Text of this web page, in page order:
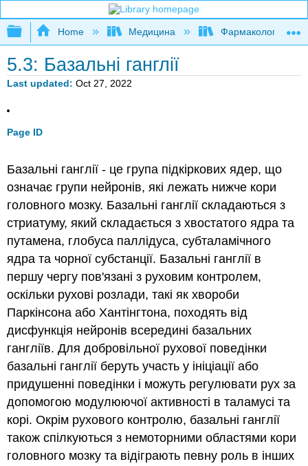
Expand/collapse global hierarchy
Home Медицина Фармакологія та
5.3: Базальні ганглії
Last updated Oct 27, 2022
Page ID
Базальні ганглії - це група підкіркових ядер, що
означає групи нейронів, які лежать нижче кори
головного мозку. Базальні ганглії складаються з
стриатуму, який складається з хвостатого ядра та
путамена, глобуса паллідуса, субталамічного
ядра та чорної субстанції. Базальні ганглії в
першу чергу пов'язані з руховим контролем,
оскільки рухові розлади, такі як хвороби
Паркінсона або Хантінгтона, походять від
дисфункція нейронів всередині базальних
гангліїв. Для добровільної рухової поведінки
базальні ганглії беруть участь у ініціації або
придушенні поведінки і можуть регулювати рух за
допомогою модулюючої активності в таламусі та
корі. Окрім рухового контролю, базальні ганглії
також спілкуються з немоторними областями кори
головного мозку та відіграють певну роль в інших